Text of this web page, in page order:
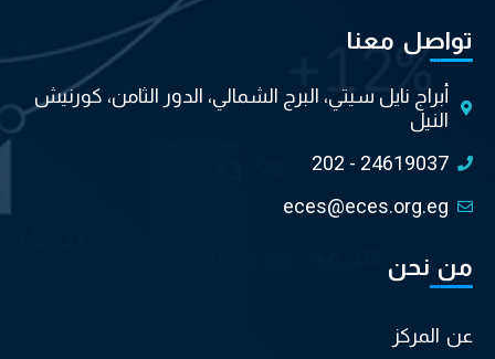
تواصل معنا
أبراج نايل سيتي، البرج الشمالي، الدور الثامن، كورنيش
النيل
202 - 24619037
eces@eces.org.eg
من نحن
عن المركز